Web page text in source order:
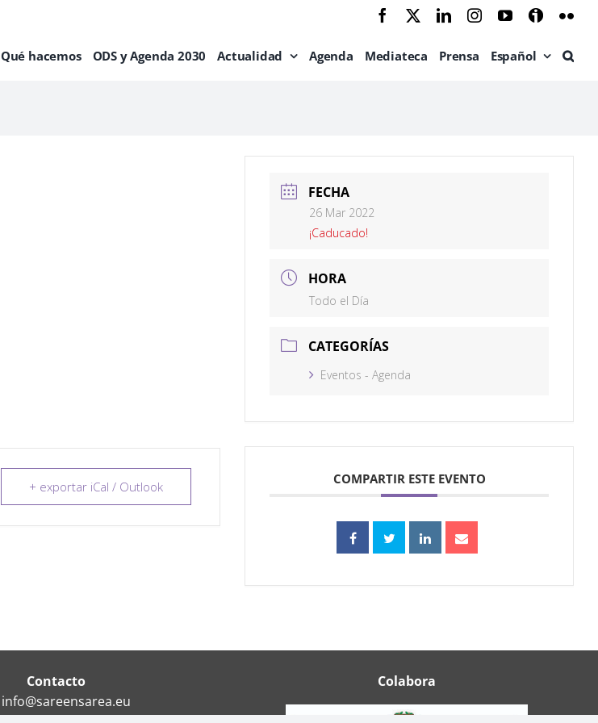
Facebook LinkedInInstagramYouTube
Ivoox
Qué hacemos ODS y Agenda 2030 Actualidad Agenda Mediateca Prensa Español
+ exportar iCal / Outlook
FECHA
26 Mar 2022
¡Caducado!
HORA
Todo el Día
CATEGORÍAS
Eventos - Agenda
COMPARTIR ESTE EVENTO
Contacto
info@sareensarea.eu
Colabora